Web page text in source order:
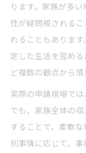
ります。家族が多
性が疑問視される
れることもありま
定した生活を営め
ど複数の観点から慎
実際の申請現場で
でも、家族全体の
することで、柔軟
別事情に応じて、